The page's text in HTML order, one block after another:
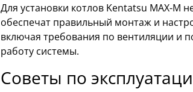
Для установки котлов Kentatsu MAX-
обеспечат правильный монтаж и
включая требования по вентиляции и
работу системы.
Советы по